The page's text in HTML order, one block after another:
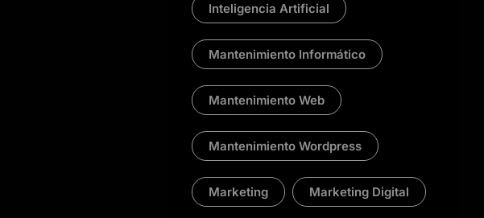
Inteligencia Artificial
Mantenimiento Informático
Mantenimiento Web
Mantenimiento Wordpress
Marketing Marketing Digital